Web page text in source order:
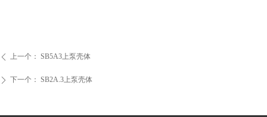
ꄴ 上一个： SB5A3上泵壳体
ꄲ 下一个： SB2A.3上泵壳体